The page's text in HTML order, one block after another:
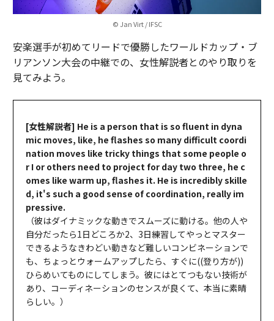
© Jan Virt / IFSC
安楽選手が初めてリードで優勝したワールドカップ・ブ
リアンソン大会の中継での、女性解説者とのやり取りを
見てみよう。
[女性解説者] He is a person that is so fluent in dyna
mic moves, like, he flashes so many difficult coordi
nation moves like tricky things that some people o
r I or others need to project for day two three, he c
omes like warm up, flashes it. He is incredibly skille
d, it's such a good sense of coordination, really im
pressive.
（彼はダイナミックな動きでスムーズに動ける。他の人や
自分だったら1日どころか2、3日練習してやっとマスター
できるようなきわどい動きなど難しいコンビネーションで
も、ちょっとウォームアップしたら、すぐに((登り方が))
ひらめいてものにしてしまう。彼にはとてつもない技術が
あり、コーディネーションのセンスが良くて、本当に素晴
らしい。）